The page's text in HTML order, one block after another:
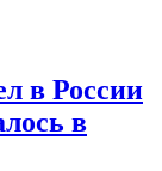
в России
в